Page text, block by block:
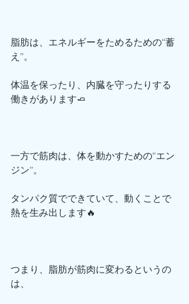
脂肪は、エネルギーをためるための“蓄
え”。
体温を保ったり、内臓を守ったりする
働きがあります🧈
一方で筋肉は、体を動かすための“エン
ジン”。
タンパク質でできていて、動くことで
熱を生み出します🔥
つまり、脂肪が筋肉に変わるというの
は、